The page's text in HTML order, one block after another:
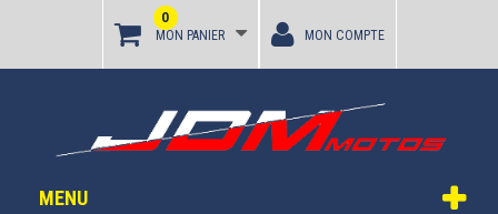
MON PANIER
0
MON COMPTE
MENU